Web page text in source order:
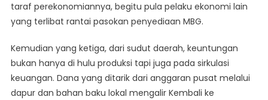
taraf perekonomiannya, begitu pula pelaku ekonomi lain
yang terlibat rantai pasokan penyediaan MBG.
Kemudian yang ketiga, dari sudut daerah, keuntungan
bukan hanya di hulu produksi tapi juga pada sirkulasi
keuangan. Dana yang ditarik dari anggaran pusat melalui
dapur dan bahan baku lokal mengalir Kembali ke